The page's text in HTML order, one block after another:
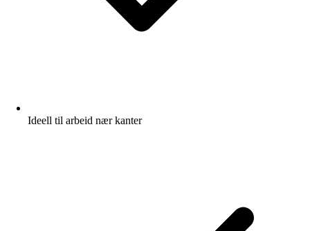
Ideell til arbeid nær kanter